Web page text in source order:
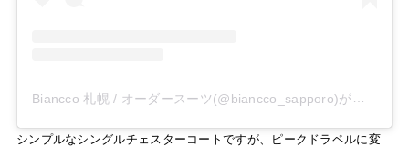
シンプルなシングルチェスターコートですが、ピークドラペルに変